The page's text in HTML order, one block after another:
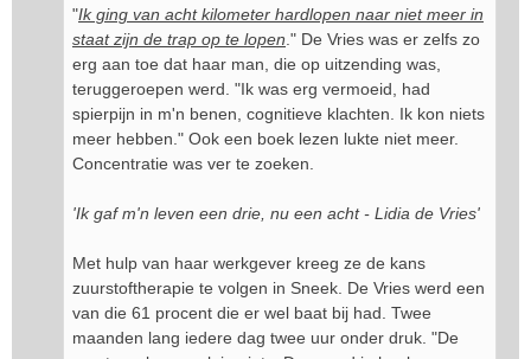
"Ik ging van acht kilometer hardlopen naar niet meer in
staat zijn de trap op te lopen ." De Vries was er zelfs zo
erg aan toe dat haar man, die op uitzending was,
teruggeroepen werd. "Ik was erg vermoeid, had
spierpijn in m'n benen, cognitieve klachten. Ik kon niets
meer hebben." Ook een boek lezen lukte niet meer.
Concentratie was ver te zoeken.
'Ik gaf m'n leven een drie, nu een acht - Lidia de Vries'
Met hulp van haar werkgever kreeg ze de kans
zuurstoftherapie te volgen in Sneek. De Vries werd een
van die 61 procent die er wel baat bij had. Twee
maanden lang iedere dag twee uur onder druk. "De